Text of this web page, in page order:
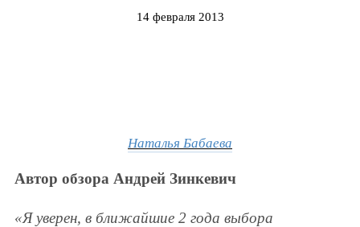
14 февраля 2013
Наталья Бабаева
Автор обзора Андрей Зинкевич
«Я уверен, в ближайшие 2 года выбора